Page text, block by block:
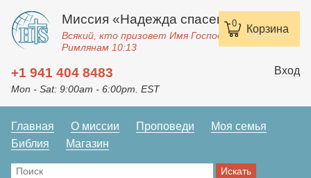
0 Корзина
Миссия «Надежда спасения»
Всякий, кто призовет Имя Господне, спасется.
Римлянам 10:13
+1 941 404 8483
Mon - Sat: 9:00am - 6:00pm. EST
Вход
Главная О миссии Проповеди
Моя семья
Библия
Магазин